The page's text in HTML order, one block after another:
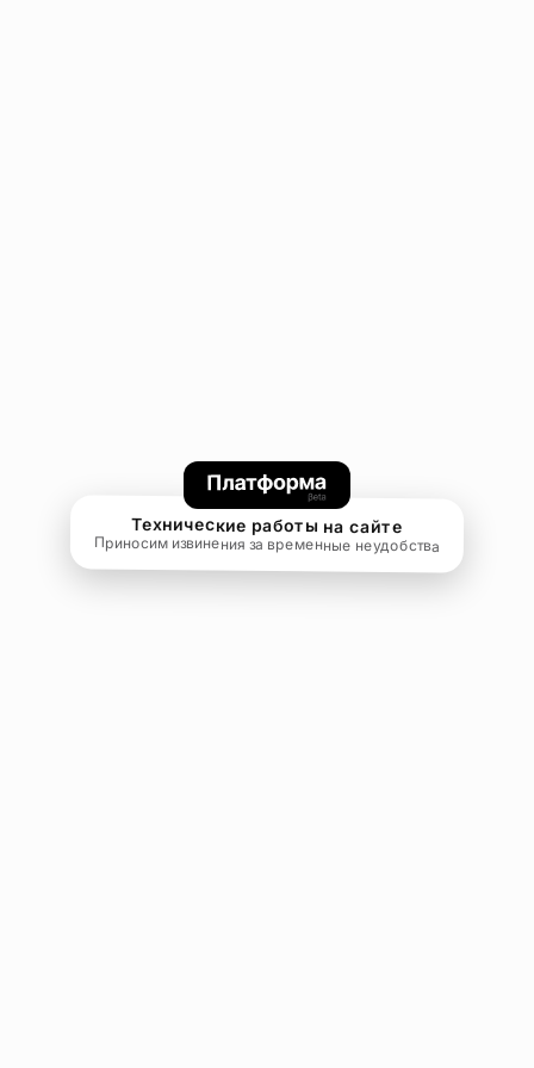
Технические работы на сайте
Приносим извинения за временные неудобства